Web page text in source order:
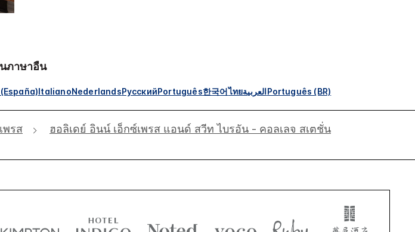
ภาษาอื่น
ItalianoNederlandsРусскийPortuguês한국어ไทยالعربيةPortuguês (BR)
พรส
ฮอลิเดย์ อินน์ เอ็กซ์เพรส แอนด์ สวีท ไบรอัน - คอลเลจ สเตชั่น